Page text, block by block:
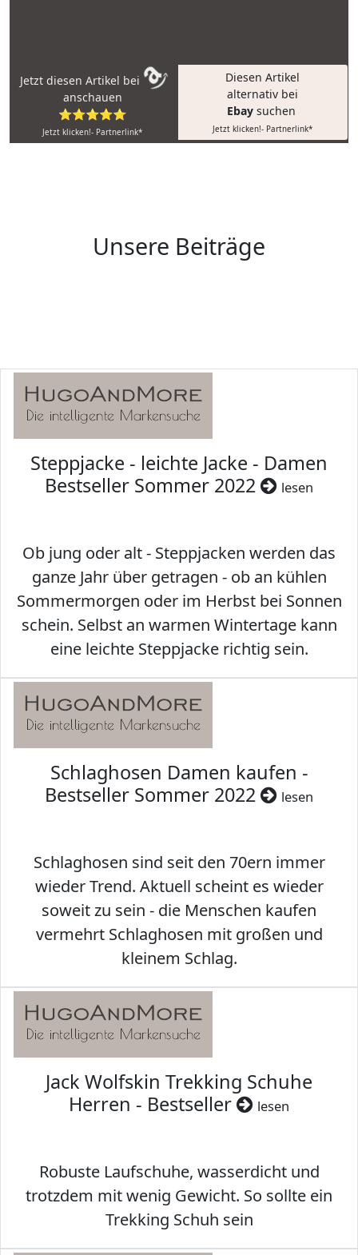
Jetzt diesen Artikel bei
anschauen
⭐⭐⭐⭐⭐
Jetzt klicken!- Partnerlink*
Diesen Artikel
alternativ bei
Ebay suchen
Jetzt klicken!- Partnerlink*
Unsere Beiträge
Steppjacke - leichte Jacke - Damen
Bestseller Sommer 2022
lesen
Ob jung oder alt - Steppjacken werden das
ganze Jahr über getragen - ob an kühlen
Sommermorgen oder im Herbst bei Sonnen
schein. Selbst an warmen Wintertage kann
eine leichte Steppjacke richtig sein.
Schlaghosen Damen kaufen -
Bestseller Sommer 2022
lesen
Schlaghosen sind seit den 70ern immer
wieder Trend. Aktuell scheint es wieder
soweit zu sein - die Menschen kaufen
vermehrt Schlaghosen mit großen und
kleinem Schlag.
Jack Wolfskin Trekking Schuhe
Herren - Bestseller
lesen
Robuste Laufschuhe, wasserdicht und
trotzdem mit wenig Gewicht. So sollte ein
Trekking Schuh sein